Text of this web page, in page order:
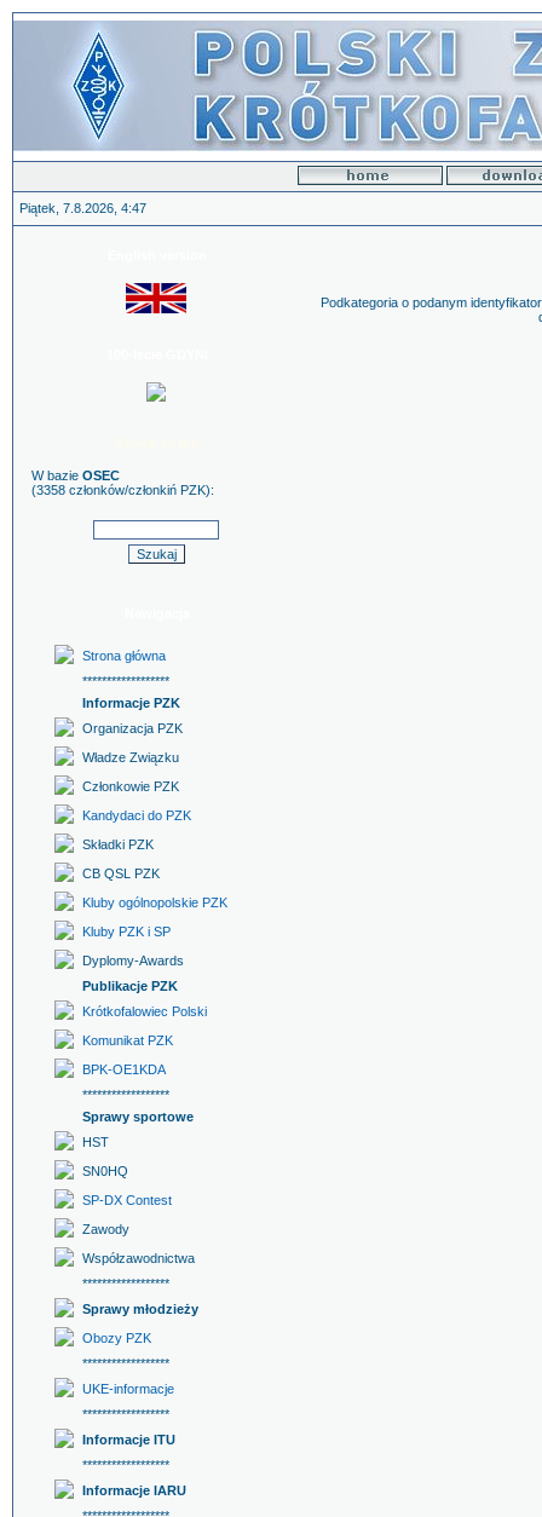
Piątek, 7.8.2026, 4:47
W bazie OSEC
(3358 członków/członkiń PZK):
Strona główna
******************
Informacje PZK
Organizacja PZK
Władze Związku
Członkowie PZK
Kandydaci do PZK
Składki PZK
CB QSL PZK
Kluby ogólnopolskie PZK
Kluby PZK i SP
Dyplomy-Awards
Publikacje PZK
Krótkofalowiec Polski
Komunikat PZK
BPK-OE1KDA
******************
Sprawy sportowe
HST
SN0HQ
SP-DX Contest
Zawody
Współzawodnictwa
******************
Sprawy młodzieży
Obozy PZK
******************
UKE-informacje
******************
Informacje ITU
******************
Informacje IARU
Podkategoria o podanym